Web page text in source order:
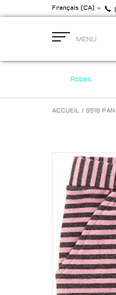
Français (CA)
MENU
Robes
ACCUEIL / SS18